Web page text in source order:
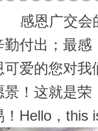
感恩广交会
勤付出； 最感
可爱的您对我
景！ 这就是荣
Hello，this